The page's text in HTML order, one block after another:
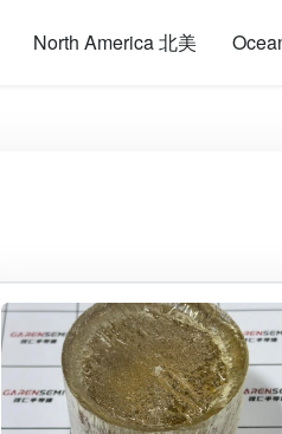
North America 北美